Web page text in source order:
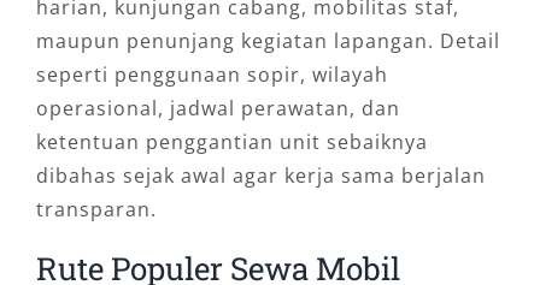
harian, kunjungan cabang, mobilitas staf,
maupun penunjang kegiatan lapangan. Detail
seperti penggunaan sopir, wilayah
operasional, jadwal perawatan, dan
ketentuan penggantian unit sebaiknya
dibahas sejak awal agar kerja sama berjalan
transparan.
Rute Populer Sewa Mobil